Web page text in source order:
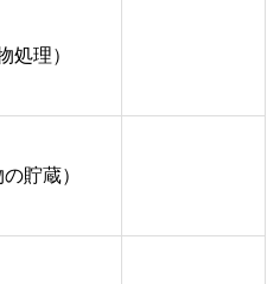
処理）
の貯蔵）